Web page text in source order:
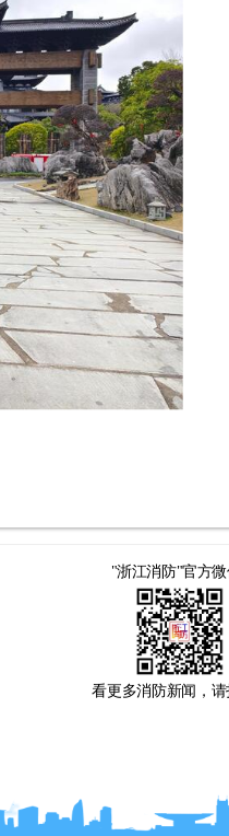
"浙江消防"官方
看更多消防新闻，